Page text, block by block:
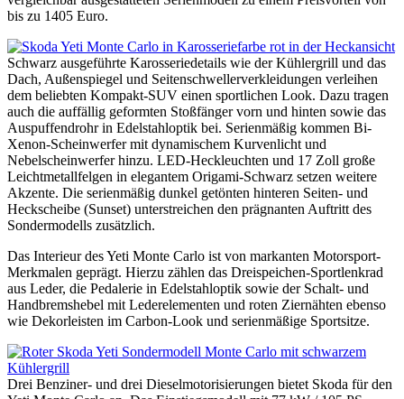
bis zu 1405 Euro.
Schwarz ausgeführte Karosseriedetails wie der Kühlergrill und das
Dach, Außenspiegel und Seitenschwellerverkleidungen verleihen
dem beliebten Kompakt-SUV einen sportlichen Look. Dazu tragen
auch die auffällig geformten Stoßfänger vorn und hinten sowie das
Auspuffendrohr in Edelstahloptik bei. Serienmäßig kommen Bi-
Xenon-Scheinwerfer mit dynamischem Kurvenlicht und
Nebelscheinwerfer hinzu. LED-Heckleuchten und 17 Zoll große
Leichtmetallfelgen in elegantem Origami-Schwarz setzen weitere
Akzente. Die serienmäßig dunkel getönten hinteren Seiten- und
Heckscheibe (Sunset) unterstreichen den prägnanten Auftritt des
Sondermodells zusätzlich.
Das Interieur des Yeti Monte Carlo ist von markanten Motorsport-
Merkmalen geprägt. Hierzu zählen das Dreispeichen-Sportlenkrad
aus Leder, die Pedalerie in Edelstahloptik sowie der Schalt- und
Handbremshebel mit Lederelementen und roten Ziernähten ebenso
wie Dekorleisten im Carbon-Look und serienmäßige Sportsitze.
Drei Benziner- und drei Dieselmotorisierungen bietet Skoda für den